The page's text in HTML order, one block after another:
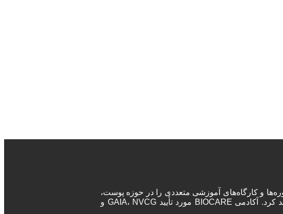
دوره‌ها و کارگاه‌های آموزشی متعددی را در حوزه پوست،
مو و زیبایی برگزار می‌نماید. پزشکان و جراحان در این دوره‌ها پس از اتمام دوره، مدرک معتبر بین المللی دریافت خواهند کرد. آکادمی BIOCARE مورد تأیید GAIA، NVCG و